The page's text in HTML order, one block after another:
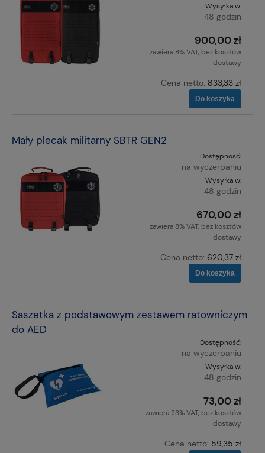
Wysyłka w:
48 godzin
900,00 zł
zawiera 8% VAT, bez kosztów
dostawy
Cena netto: 833,33 zł
Do koszyka
Mały plecak militarny SBTR GEN2
Dostępność:
na wyczerpaniu
Wysyłka w:
48 godzin
670,00 zł
zawiera 8% VAT, bez kosztów
dostawy
Cena netto: 620,37 zł
Do koszyka
Saszetka z podstawowym zestawem ratowniczym
do AED
Dostępność:
na wyczerpaniu
Wysyłka w:
48 godzin
73,00 zł
zawiera 23% VAT, bez kosztów
dostawy
Cena netto: 59,35 zł